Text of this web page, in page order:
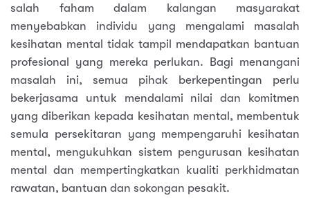
salah faham dalam kalangan masyarakat
menyebabkan individu yang mengalami masalah
kesihatan mental tidak tampil mendapatkan bantuan
profesional yang mereka perlukan. Bagi menangani
masalah ini, semua pihak berkepentingan perlu
bekerjasama untuk mendalami nilai dan komitmen
yang diberikan kepada kesihatan mental, membentuk
semula persekitaran yang mempengaruhi kesihatan
mental, mengukuhkan sistem pengurusan kesihatan
mental dan mempertingkatkan kualiti perkhidmatan
rawatan, bantuan dan sokongan pesakit.